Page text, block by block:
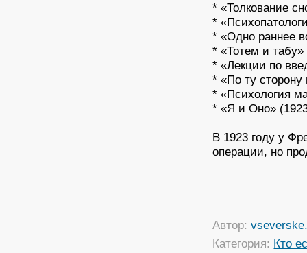
* «Толкование
*
* «Одно раннее
* «Тотем и табу»
* «Лекции по
* «По ту сторону
* «Психология
* «Я и Оно»
В 1923 году у
операции, но
Автор:
Категория: Кто